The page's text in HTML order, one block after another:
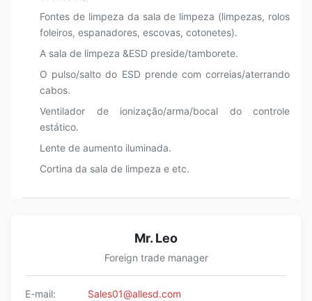
Fontes de limpeza da sala de limpeza (limpezas, rolos
foleiros, espanadores, escovas, cotonetes).
A sala de limpeza &ESD preside/tamborete.
O pulso/salto do ESD prende com correias/aterrando
cabos.
Ventilador de ionização/arma/bocal do controle
estático.
Lente de aumento iluminada.
Cortina da sala de limpeza e etc.
Mr. Leo
Foreign trade manager
E-mail:
Sales01@allesd.com